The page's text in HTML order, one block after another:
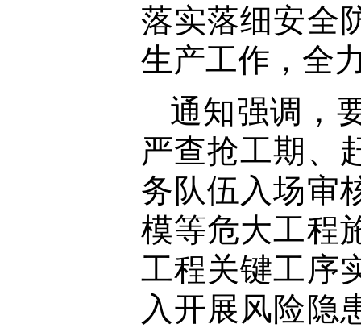
落实落细安全
生产工作，全
通知强调，
严查抢工期、
务队伍入场审
模等危大工程
工程关键工序
入开展风险隐